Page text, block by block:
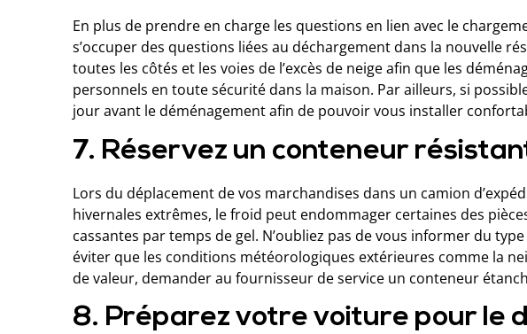
En plus de prendre en charge les questions en lien avec le
s’occuper des questions liées au déchargement dans la nouvelle
toutes les côtés et les voies de l’excès de neige afin que les
personnels en toute sécurité dans la maison. Par ailleurs, si
jour avant le déménagement afin de pouvoir vous installer
7. Réservez un conteneur
Lors du déplacement de vos marchandises dans un camion
hivernales extrêmes, le froid peut endommager certaines des
cassantes par temps de gel. N’oubliez pas de vous informer du
éviter que les conditions météorologiques extérieures comme la
de valeur, demander au fournisseur de service un conteneur
8. Préparez votre voiture pour le